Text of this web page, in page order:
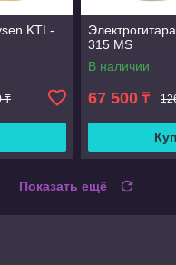
KTL-
₸
315 MS
В наличии
67 500 ₸
Показать ещё